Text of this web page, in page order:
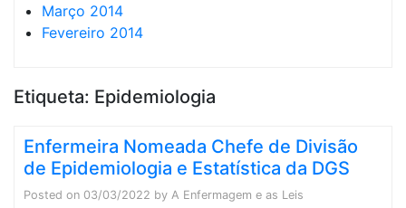
Março 2014
Fevereiro 2014
Etiqueta: Epidemiologia
Enfermeira Nomeada Chefe de Divisão
de Epidemiologia e Estatística da DGS
Posted on 03/03/2022 by A Enfermagem e as Leis